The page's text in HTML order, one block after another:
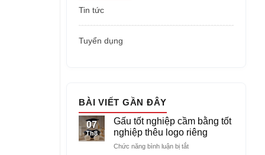
Tin tức
Tuyển dụng
BÀI VIẾT GẦN ĐÂY
07
Th8
Gấu tốt nghiệp cầm bằng tốt
nghiệp thêu logo riêng
Chức năng bình luận bị tắtở